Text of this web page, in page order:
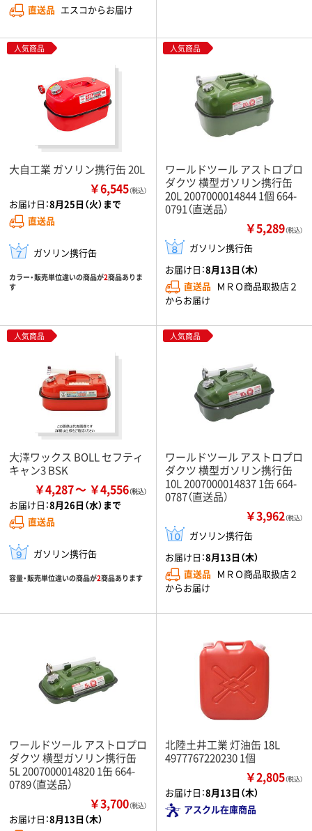
直送品 エスコからお届け
人気商品
大自工業 ガソリン携行缶 20L
￥6,545（税込）
お届け日：8月25日（火）まで
直送品
ガソリン携行缶
カラー・販売単位違いの商品が2商品ありま
す
人気商品
ワールドツール アストロプロ
ダクツ 横型ガソリン携行缶
20L 2007000014844 1個 664-
0791（直送品）
￥5,289（税込）
ガソリン携行缶
お届け日：8月13日（木）
直送品 ＭＲＯ商品取扱店２
からお届け
人気商品
大澤ワックス BOLL セフティ
キャン3 BSK
￥4,287 ￥4,556
お届け日：8月26日（水）まで
直送品
ガソリン携行缶
容量・販売単位違いの商品が2商品あります
人気商品
ワールドツール アストロプロ
ダクツ 横型ガソリン携行缶
10L 2007000014837 1缶 664-
0787（直送品）
￥3,962（税込）
ガソリン携行缶
お届け日：8月13日（木）
直送品 ＭＲＯ商品取扱店２
からお届け
ワールドツール アストロプロ
ダクツ 横型ガソリン携行缶
5L 2007000014820 1缶 664-
0789（直送品）
￥3,700（税込）
お届け日：8月13日（木）
北陸土井工業 灯油缶 18L
4977767220230 1個
￥2,805（税込）
お届け日：8月13日（木）
アスクル在庫商品